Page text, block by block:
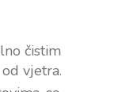
čistim
vjetra.